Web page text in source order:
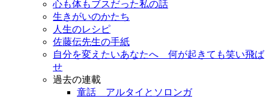
心も体もブスだった私の話
生きがいのかたち
人生のレシピ
佐藤伝先生の手紙
自分を変えたいあなたへ 何が起きても笑い飛ば
せ
過去の連載
童話 アルタイとソロンガ